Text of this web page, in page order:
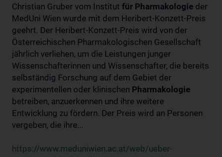
Christian Gruber vom Institut für Pharmakologie der
MedUni Wien wurde mit dem Heribert-Konzett-Preis
geehrt. Der Heribert-Konzett-Preis wird von der
Österreichischen Pharmakologischen Gesellschaft
jährlich verliehen, um die Leistungen junger
Wissenschafterinnen und Wissenschafter, die bereits
selbständig Forschung auf dem Gebiet der
experimentellen oder klinischen Pharmakologie
betreiben, anzuerkennen und ihre weitere
Entwicklung zu fördern. Der Preis wird an Personen
vergeben, die ihre...
https://www.meduniwien.ac.at/web/ueber-